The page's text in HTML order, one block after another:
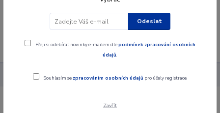
Menu
Interpret M Martin Dean
Odeslat
Přeji si odebírat novinky e-mailem dlepodmínek zpracování osobních
údajů.
Souhlasím se zpracováním osobních údajů pro účely registrace.
Zavřít